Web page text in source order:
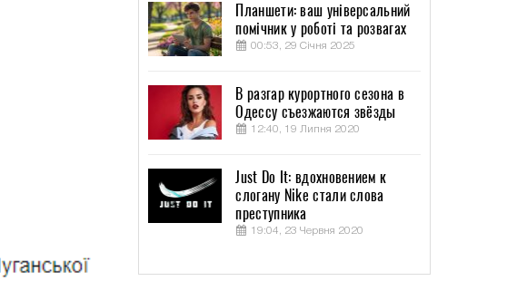
Планшети: ваш універсальний
помічник у роботі та розвагах
00:53, 29 Січня 2025
В разгар курортного сезона в
Одессу съезжаются звёзды
12:40, 19 Липня 2020
Just Do It: вдохновением к
слогану Nike стали слова
преступника
19:04, 23 Червня 2020